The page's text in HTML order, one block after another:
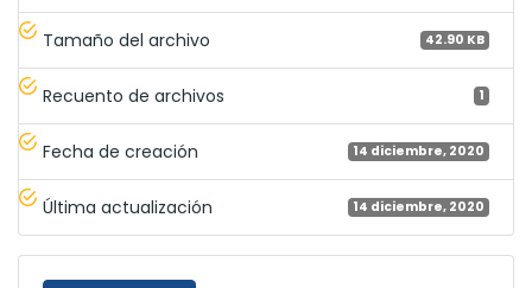
Tamaño del archivo 42.90 KB
Recuento de archivos 1
Fecha de creación 14 diciembre, 2020
Última actualización 14 diciembre, 2020